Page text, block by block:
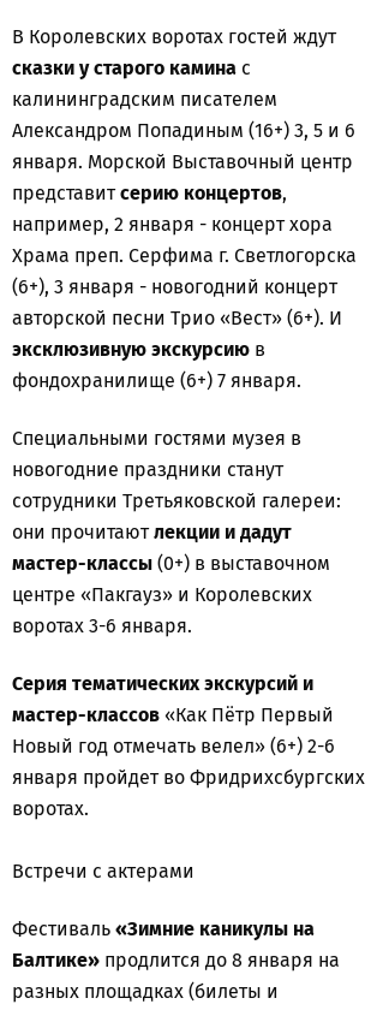
В Королевских воротах гостей ждут
сказки у старого камина с
калининградским писателем
Александром Попадиным (16+) 3, 5 и 6
января. Морской Выставочный центр
представитсерию концертов,
например, 2 января - концерт хора
Храма преп. Серфима г. Светлогорска
(6+), 3 января - новогодний концерт
авторской песни Трио «Вест» (6+). И
эксклюзивную экскурсию в
фондохранилище (6+) 7 января.
Специальными гостями музея в
новогодние праздники станут
сотрудники Третьяковской галереи:
они прочитаютлекции и дадут
мастер-классы (0+) в выставочном
центре «Пакгауз» и Королевских
воротах 3-6 января.
Серия тематических экскурсий и
мастер-классов «Как Пётр Первый
Новый год отмечать велел» (6+) 2-6
января пройдет во Фридрихсбургских
воротах.
Встречи с актерами
Фестиваль «Зимние каникулы на
Балтике» продлится до 8 января на
разных площадках (билеты и